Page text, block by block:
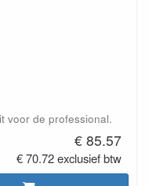
voor de professional.
€ 85.57
€ 70.72 exclusief btw